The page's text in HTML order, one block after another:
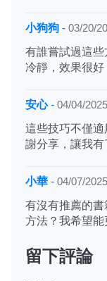
小狗狗 - 03/20/
有誰嘗試過這
冷靜，效果很好
安心- 04/04/
這些技巧不僅
謝分享，讓我有
小華 - 04/07/
有沒有推薦的
方法？我希望能
留下評論